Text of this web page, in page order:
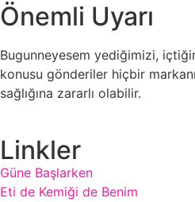
Önemli Uyarı
Bugunneyesem yediğimizi,
konusu gönderiler hiçbir
sağlığına zararlı olabilir.
Linkler
Güne Başlarken
Eti de Kemiği de Benim